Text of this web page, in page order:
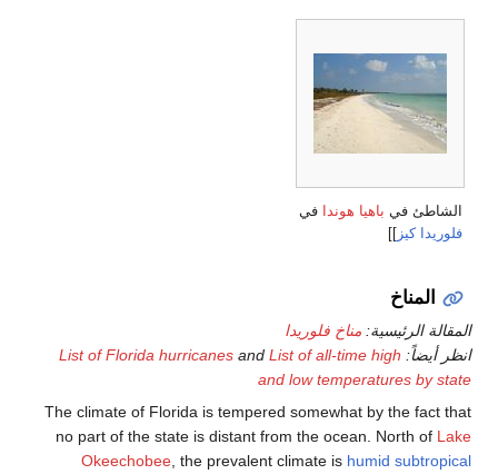
List of Florida
The climate of
no part of the
Okeechobee